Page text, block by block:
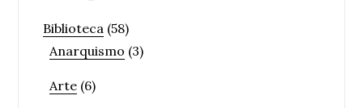
Biblioteca (58)
Anarquismo (3)
Arte (6)